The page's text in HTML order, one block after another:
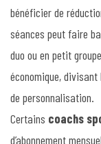
bénéficier de
séances peut faire
duo ou en petit
économique,
de personnalisation.
Certains coachs
d’abonnement